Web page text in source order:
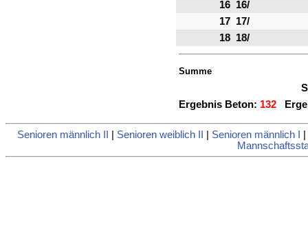
16 16/
17 17/
18 18/
Summe
Ergebnis Beton: 132
Senioren männlich II Senioren weiblich II Senioren männlich I